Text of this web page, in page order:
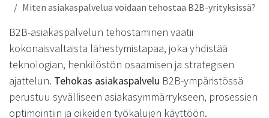
Miten asiakaspalvelua voidaan tehostaa B2B-yrityksissä?
B2B-asiakaspalvelun tehostaminen vaatii
kokonaisvaltaista lähestymistapaa, joka yhdistää
teknologian, henkilöstön osaamisen ja strategisen
ajattelun. Tehokas asiakaspalvelu B2B-ympäristössä
perustuu syvälliseen asiakasymmärrykseen, prosessien
optimointiin ja oikeiden työkalujen käyttöön.